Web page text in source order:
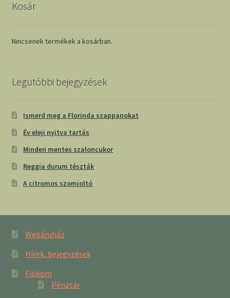
Kosár
Nincsenek termékek a kosárban.
Legutóbbi bejegyzések
Ismerd meg a Florinda szappanokat
Év eleji nyitva tartás
Minden mentes szaloncukor
Reggia durum tészták
A citromos szomjoltó
Webáruház
Hírek, bejegyzések
Fiókom
Pénztár